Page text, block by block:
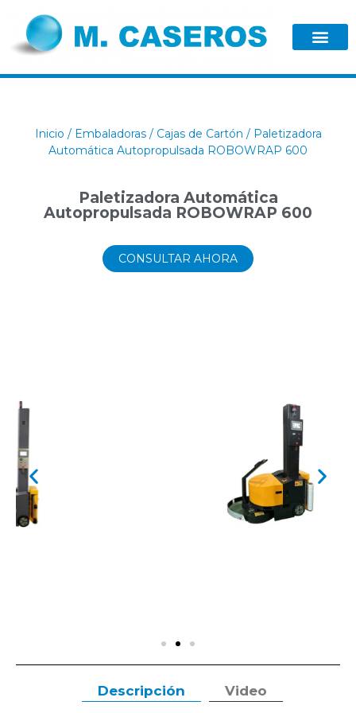
Inicio / Embaladoras / Cajas de Cartón / Paletizadora
Automática Autopropulsada ROBOWRAP 600
Paletizadora Automática
Autopropulsada ROBOWRAP 600
CONSULTAR AHORA
Descripción Video